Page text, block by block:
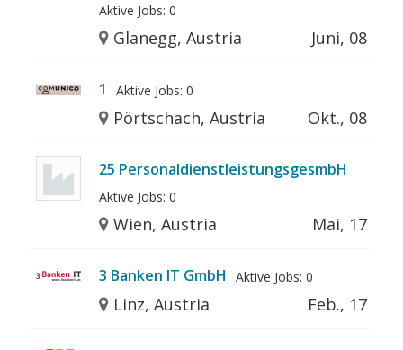
Aktive Jobs: 0
Glanegg, Austria Juni, 08
1 Aktive Jobs: 0
Pörtschach, Austria Okt., 08
25 PersonaldienstleistungsgesmbH
Aktive Jobs: 0
Wien, Austria Mai, 17
3 Banken IT GmbH Aktive Jobs: 0
Linz, Austria Feb., 17